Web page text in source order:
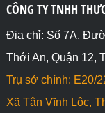
CÔNG TY TNHH
Địa chỉ: Số 7A,
Thới An, Quận 12,
Trụ sở chính: E20/
Xã Tân Vĩnh Lộc,